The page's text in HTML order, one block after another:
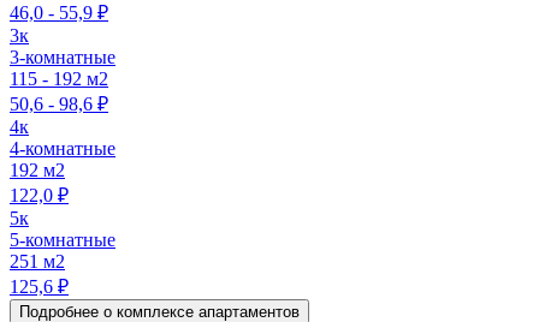
46,0 - 55,9 ₽
3к
3-комнатные
115 - 192 м2
50,6 - 98,6 ₽
4к
4-комнатные
192 м2
122,0 ₽
5к
5-комнатные
251 м2
125,6 ₽
Подробнее о комплексе апартаментов